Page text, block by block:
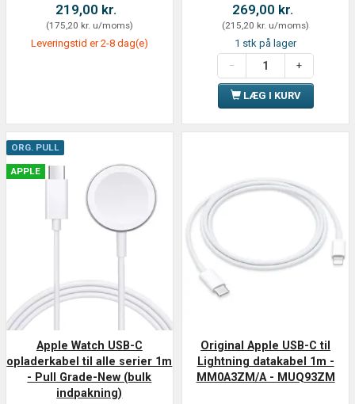
219,00 kr.
(175,20 kr. u/moms)
Leveringstid er 2-8 dag(e)
269,00 kr.
(215,20 kr. u/moms)
1 stk på lager
LÆG I KURV
ORG. PULL
APPLE
Apple Watch USB-C
opladerkabel til alle serier 1m
- Pull Grade-New (bulk
indpakning)
Original Apple USB-C til
Lightning datakabel 1m -
MM0A3ZM/A - MUQ93ZM